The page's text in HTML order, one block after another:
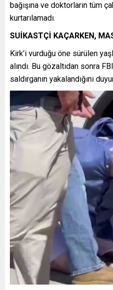
bağışına ve doktorların tüm
kurtarılamadı.
SUİKASTÇİ KAÇARKEN,
Kirk’i vurduğu öne sürülen
alındı. Bu gözaltıdan sonra
saldırganın yakalandığını